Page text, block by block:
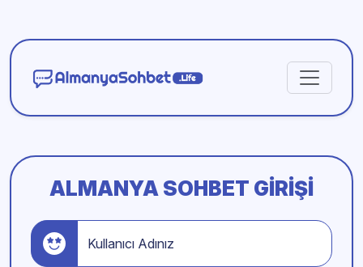
ALMANYA SOHBET GIRIŞI
Kullanıcı Adınız